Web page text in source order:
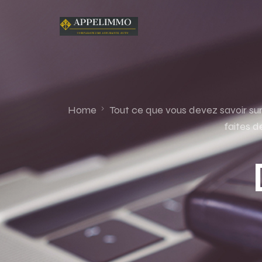
Home Tout ce que vous devez savoir
faites